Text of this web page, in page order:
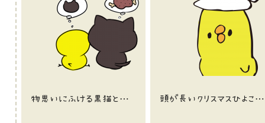
物思いにふける黒猫とひよこのイラスト 頭が長いクリスマスひよこのイラスト